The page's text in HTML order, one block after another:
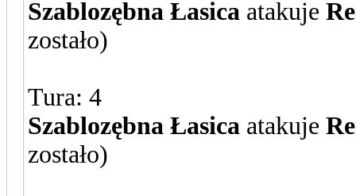
Szablozębna Łasica atakuje
zostało)
Tura: 4
Szablozębna Łasica atakuje
zostało)